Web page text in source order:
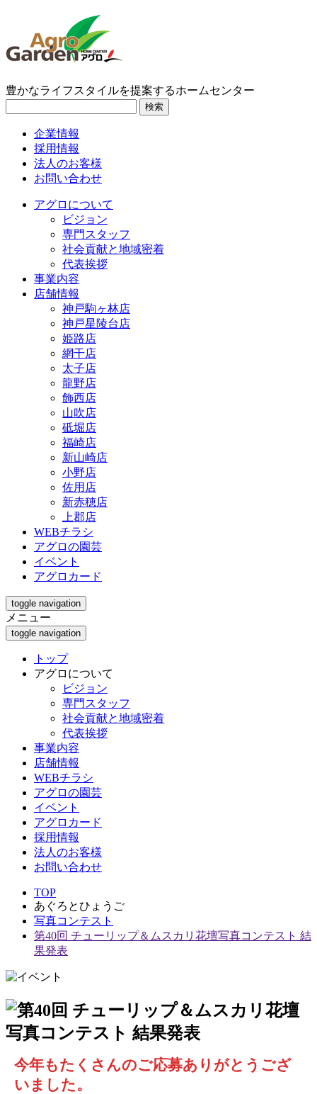
豊かなライフスタイルを提案するホームセンター
検索
企業情報
採用情報
法人のお客様
お問い合わせ
アグロについて
ビジョン
専門スタッフ
社会貢献と地域密着
代表挨拶
事業内容
店舗情報
神戸駒ヶ林店
神戸星陵台店
姫路店
網干店
太子店
龍野店
飾西店
山吹店
砥堀店
福崎店
新山崎店
小野店
佐用店
新赤穂店
上郡店
WEBチラシ
アグロの園芸
イベント
アグロカード
toggle navigation
メニュー
toggle navigation
トップ
アグロについて
ビジョン
専門スタッフ
社会貢献と地域密着
代表挨拶
事業内容
店舗情報
WEBチラシ
アグロの園芸
イベント
アグロカード
採用情報
法人のお客様
お問い合わせ
TOP
あぐろとひょうご
写真コンテスト
第40回 チューリップ＆ムスカリ花壇写真コンテスト 結
果発表
今年もたくさんのご応募ありがとうござ
いました。